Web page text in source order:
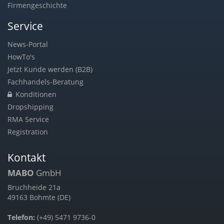
Firmengeschichte
Service
News-Portal
HowTo's
Jetzt Kunde werden (B2B)
Fachhandels-Beratung
Konditionen
Dropshipping
RMA Service
Registration
Kontakt
MABO GmbH
Bruchheide 21a
49163 Bohmte (DE)
Telefon: (+49) 5471 9736-0